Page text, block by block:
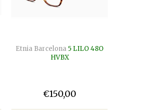
Etnia Barcelona 5 LILO 48O
HVBX
€150,00